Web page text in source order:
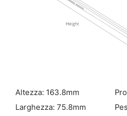
Altezza: 163.8mm
Larghezza: 75.8mm